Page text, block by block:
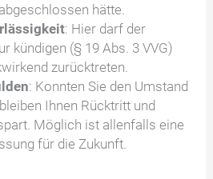
hätte.
: Hier darf der
kündigen (§ 19 Abs. 3 VVG)
zurücktreten.
: Konnten Sie den Umstand
Ihnen Rücktritt und
Möglich ist allenfalls eine
für die Zukunft.